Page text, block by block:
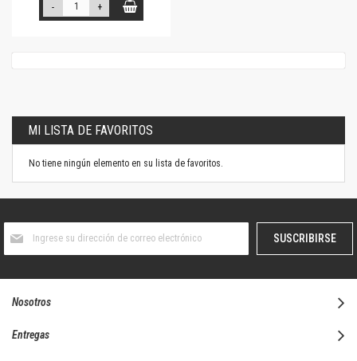
- +
MI LISTA DE FAVORITOS
No tiene ningún elemento en su lista de favoritos.
boletín
SUSCRIBIRSE
Nosotros
Entregas